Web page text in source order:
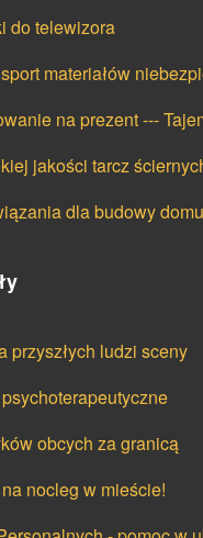
do telewizora
materiałów
na prezent ---
jakości tarcz
dla budowy domu
przyszłych ludzi sceny
obcych za granicą
nocleg w mieście!